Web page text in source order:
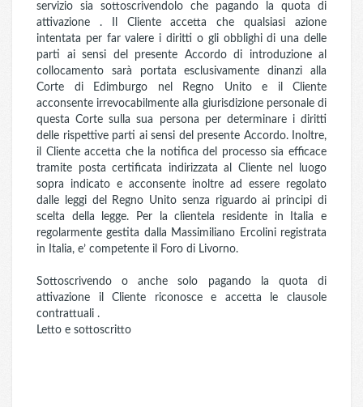
servizio sia sottoscrivendolo che pagando la quota di
attivazione . Il Cliente accetta che qualsiasi azione
intentata per far valere i diritti o gli obblighi di una delle
parti ai sensi del presente Accordo di introduzione al
collocamento sarà portata esclusivamente dinanzi alla
Corte di Edimburgo nel Regno Unito e il Cliente
acconsente irrevocabilmente alla giurisdizione personale di
questa Corte sulla sua persona per determinare i diritti
delle rispettive parti ai sensi del presente Accordo. Inoltre,
il Cliente accetta che la notifica del processo sia efficace
tramite posta certificata indirizzata al Cliente nel luogo
sopra indicato e acconsente inoltre ad essere regolato
dalle leggi del Regno Unito senza riguardo ai principi di
scelta della legge. Per la clientela residente in Italia e
regolarmente gestita dalla Massimiliano Ercolini registrata
in Italia, e’ competente il Foro di Livorno.
Sottoscrivendo o anche solo pagando la quota di
attivazione il Cliente riconosce e accetta le clausole
contrattuali .
Letto e sottoscritto